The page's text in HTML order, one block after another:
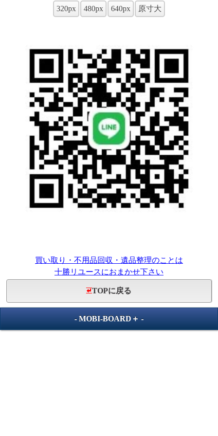
320px 480px 640px 原寸大
買い取り・不用品回収・遺品整理のことは
十勝リユースにおまかせ下さい
TOPに戻る
- MOBI-BOARD＋ -